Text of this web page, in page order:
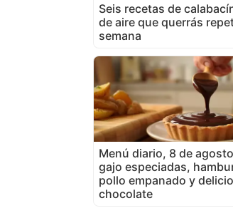
Seis recetas de
de aire que querrás
semana
Menú diario, 8 de
gajo especiadas,
pollo empanado y
chocolate